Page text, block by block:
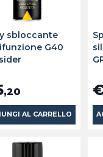
sbloccante
G40
,20
AL CARRELLO